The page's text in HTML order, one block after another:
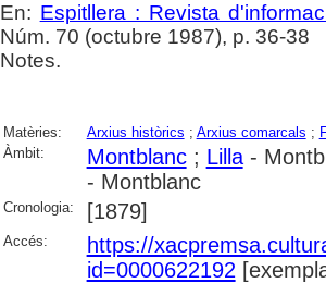
En: Espitllera : Revista
Núm. 70 (octubre 1987), p. 36-38
Notes.
Matèries: Arxius històrics ; Arxius comarcals ;
Àmbit:
Montblanc; Lilla-
- Montblanc
Cronologia: [1879]
Accés:
https://
id=0000622192